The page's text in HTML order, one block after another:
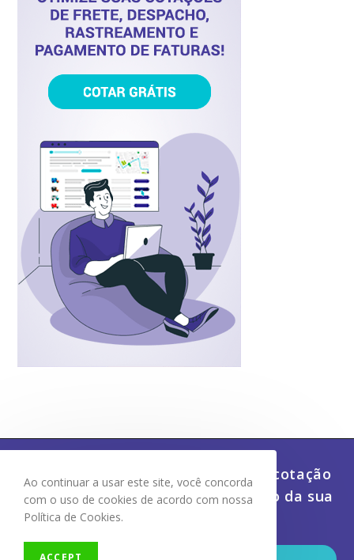
Economize dinheiro e tempo com cotação
de frete, despacho e rastreamento da sua
Ao continuar a usar este site, você concorda
com o uso de cookies de acordo com nossa
Política de Cookies.
ACCEPT